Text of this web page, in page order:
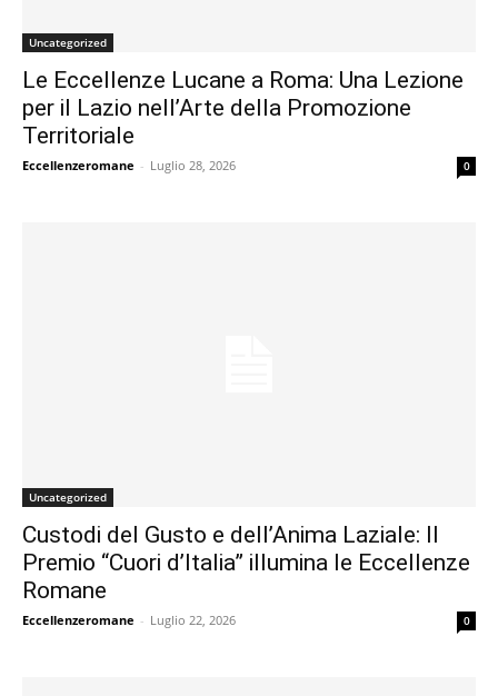
Uncategorized
Le Eccellenze Lucane a Roma: Una Lezione
per il Lazio nell’Arte della Promozione
Territoriale
Eccellenzeromane - Luglio 28, 2026 0
Uncategorized
Custodi del Gusto e dell’Anima Laziale: Il
Premio “Cuori d’Italia” illumina le Eccellenze
Romane
Eccellenzeromane - Luglio 22, 2026 0